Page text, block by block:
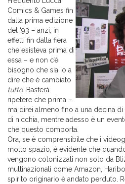
Comics & Games fin
dalla prima edizione
del ‘93 – anzi, in
effetti fin dalla fiera
che esisteva prima di
essa – e non c’è
bisogno che sia io a
dire che è cambiato
tutto. Basterà
ripetere che prima –
ma direi almeno fino a una decina di
di nicchia, mentre adesso è un
che questo comporta.
Ora, se è comprensibile che i
molto spazio, è evidente che
vengono colonizzati non solo da
multinazionali come Amazon,
spirito originario è andato perduto.